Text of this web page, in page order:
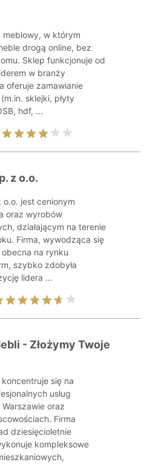
meblowy, w którym
drogą online, bez
Sklep funkcjonuje od
w branży
oferuje zamawianie
sklejki, płyty
hdf, ...
z o.o.
o.o. jest cenionym
oraz wyrobów
działającym na terenie
Firma, wywodząca się
na rynku
szybko zdobyła
lidera ...
- Złożymy Twoje
się na
usług
oraz
Firma
dziesięcioletnie
kompleksowe